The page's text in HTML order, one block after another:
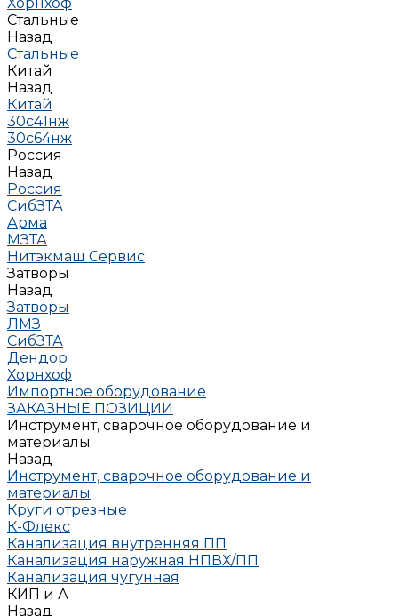
Стальные
Назад
Стальные
Китай
Назад
Китай
30с41нж
30с64нж
Россия
Назад
Россия
СибЗТА
Арма
МЗТА
Нитэкмаш Сервис
Затворы
Назад
Затворы
ЛМЗ
СибЗТА
Дендор
Хорнхоф
Импортное оборудование
ЗАКАЗНЫЕ ПОЗИЦИИ
Инструмент, сварочное оборудование и
материалы
Назад
Инструмент, сварочное оборудование и
материалы
Круги отрезные
К-Флекс
Канализация внутренняя ПП
Канализация наружная НПВХ/ПП
Канализация чугунная
КИП и А
Назад